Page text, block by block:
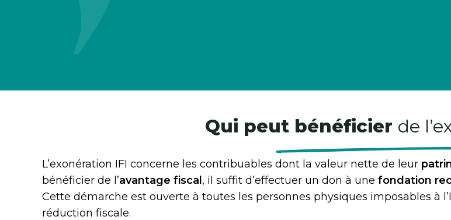
Qui peut bénéficier de
L’exonération IFI concerne les contribuables dont la valeur nette de leur
bénéficier de l’avantage fiscal , il suffit d’effectuer un don à une fondation
Cette démarche est ouverte à toutes les personnes physiques imposables à
réduction fiscale.